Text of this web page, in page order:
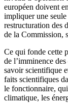
européen doivent
impliquer une
restructuration des
de la Commission,
Ce qui fonde cette
de l’imminence
savoir scientifique
faits scientifiques
le fonctionnaire,
climatique, les